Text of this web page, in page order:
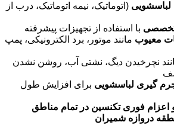
لباسشویی (اتوماتیک، نیمه اتوماتیک، درب از
تخصصی با استفاده از تجهیزات پیشرفته
معیوب مانند موتور، برد الکترونیکی، پمپ
نچرخیدن دیگ، نشتی آب، روشن نشدن
گیری لباسشویی برای افزایش طول
ساعته و اعزام فوری تکنسین در تمام مناطق
دروازه شمیران